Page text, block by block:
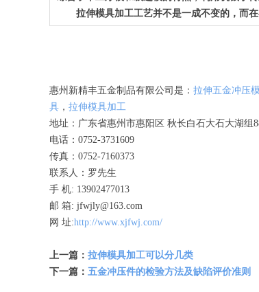
拉伸模具加工工艺并不是一成不变的，而在
惠州新精丰五金制品有限公司是： 拉伸五金冲压
具 ， 拉伸模具加工
地址：广东省惠州市惠阳区 秋长白石大石大湖组
电话：0752-3731609
传真：0752-7160373
联系人：罗先生
手 机: 13902477013
邮 箱: jfwjly@163.com
网 址:http://www.xjfwj.com/
上一篇： 拉伸模具加工可以分几类
下一篇： 五金冲压件的检验方法及缺陷评价准则